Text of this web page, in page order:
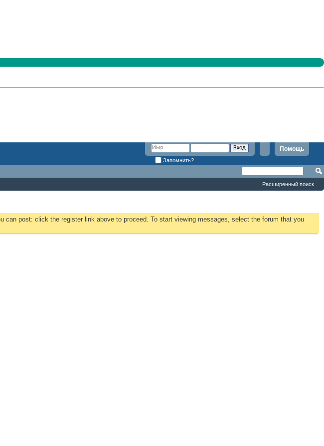
Помощь
Запомнить?
Расширенный поиск
can post: click the register link above to proceed. To start viewing messages, select the forum that you